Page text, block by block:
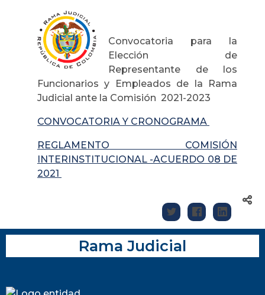
Convocatoria para la
Elección de
Representante de los
Funcionarios y Empleados de la Rama
Judicial ante la Comisión 2021-2023
CONVOCATORIA Y CRONOGRAMA
REGLAMENTO COMISIÓN
INTERINSTITUCIONAL -ACUERDO 08 DE
2021
Rama Judicial